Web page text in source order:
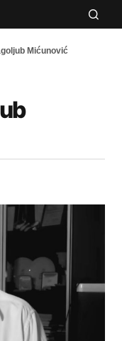
Mićunović